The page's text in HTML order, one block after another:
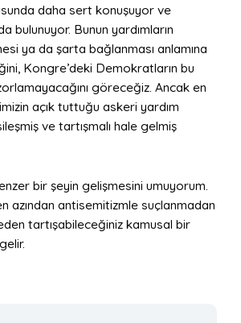
daha sert konuşuyor ve
bulunuyor. Bunun yardımların
ya da şarta bağlanması anlamına
Kongre’deki Demokratların bu
göreceğiz. Ancak en
açık tuttuğu askeri yardım
ve tartışmalı hale gelmiş
bir şeyin gelişmesini umuyorum.
azından antisemitizmle suçlanmadan
tartışabileceğiniz kamusal bir